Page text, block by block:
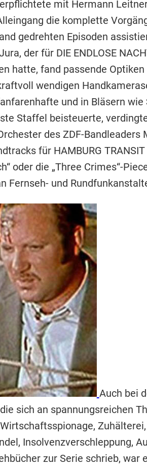
mit Hermann
die komplette
gedrehten Episoden
der für DIE ENDLOSE
hatte, fand passende
wendigen
und in Bläsern wie
Staffel beisteuerte,
des ZDF-Bandleaders
für HAMBURG
oder die „Three Crimes“-
Fernseh- und
Auch bei
sich an spannungsreichen
Insolvenzverschleppung,
zur Serie schrieb, war